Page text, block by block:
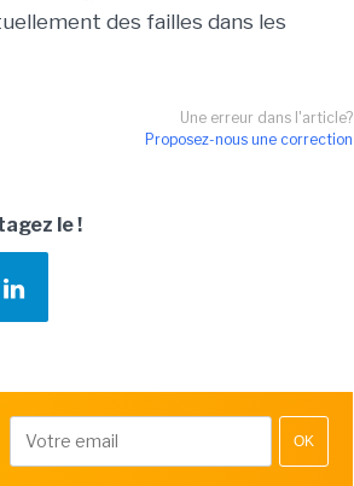
des failles dans les
Une erreur dans l'article?
Proposez-nous une correction
le !
OK